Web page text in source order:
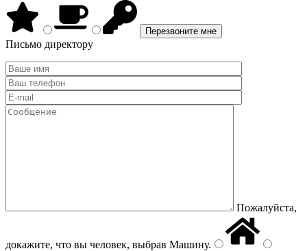
Письмо директору
Пожалуйста,
докажите, что вы человек, выбрав Машину.